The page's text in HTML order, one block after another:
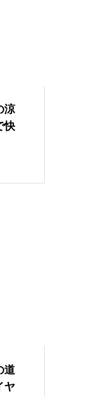
涼
快
道
ヤ